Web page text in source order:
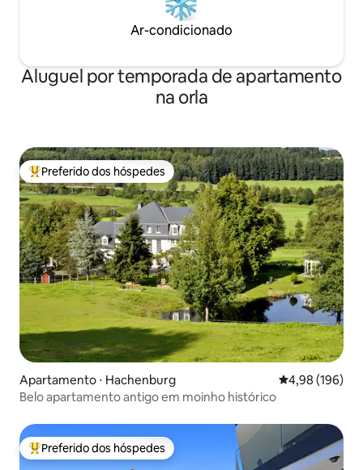
Ar-condicionado
Aluguel por temporada de apartamento
na orla
Entre os melhores preferidos dos hóspedes
Preferido dos hóspedes
Apartamento ⋅ Hachenburg 4,98 de uma
4,98 (196)
Belo apartamento antigo em moinho histórico
Entre os melhores preferidos dos hóspedes
Preferido dos hóspedes